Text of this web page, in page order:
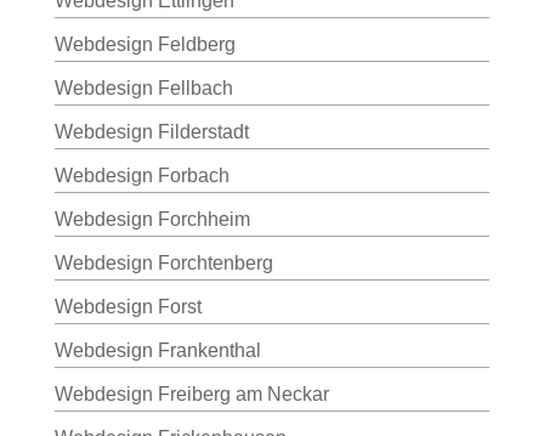
Webdesign Feldberg
Webdesign Fellbach
Webdesign Filderstadt
Webdesign Forbach
Webdesign Forchheim
Webdesign Forchtenberg
Webdesign Forst
Webdesign Frankenthal
Webdesign Freiberg am Neckar